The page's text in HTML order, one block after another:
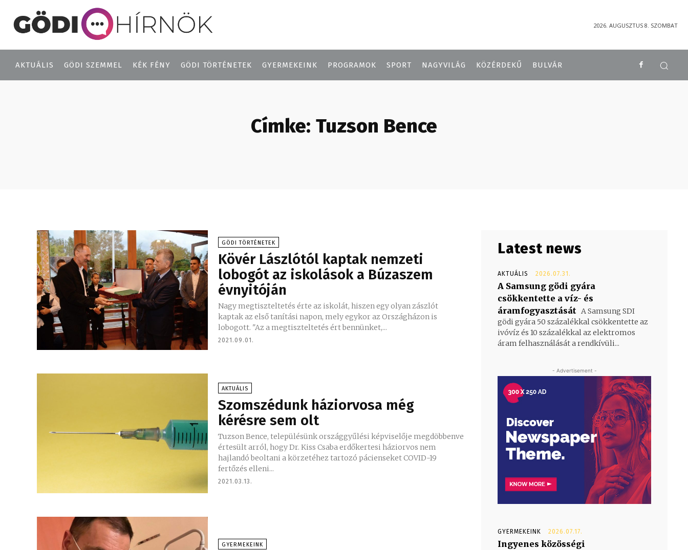
2026. AUGUSZTUS 8. SZOMBAT
AKTUÁLIS GÖDI SZEMMEL KÉK FÉNY GÖDI TÖRTÉNETEK GYERMEKEINK PROGRAMOK SPORT NAGYVILÁG KÖZÉRDEKŰ BULVÁR
Címke: Tuzson Bence
GÖDI TÖRTÉNETEK
Kövér Lászlótól kaptak nemzeti
lobogót az iskolások a Búzaszem
évnyitóján
Nagy megtiszteltetés érte az iskolát, hiszen egy olyan zászlót
kaptak az első tanítási napon, mely egykor az Országházon is
lobogott. "Az a megtiszteltetés ért bennünket,...
2021.09.01.
AKTUÁLIS
Szomszédunk háziorvosa még
kérésre sem olt
Tuzson Bence, településünk országgyűlési képviselője megdöbbenve
értesült arról, hogy Dr. Kiss Csaba erdőkertesi háziorvos nem
hajlandó beoltani a körzetéhez tartozó pácienseket COVID-19
fertőzés elleni...
2021.03.13.
GYERMEKEINK
Latest news
AKTUÁLIS 2026.07.31.
A Samsung gödi gyára
csökkentette a víz- és
áramfogyasztását A Samsung SDI
gödi gyára 50 százalékkal csökkentette az
ivóvíz és 10 százalékkal az elektromos
áram felhasználását a rendkívüli...
- Advertisement -
GYERMEKEINK 2026.07.17.
Ingyenes közösségi